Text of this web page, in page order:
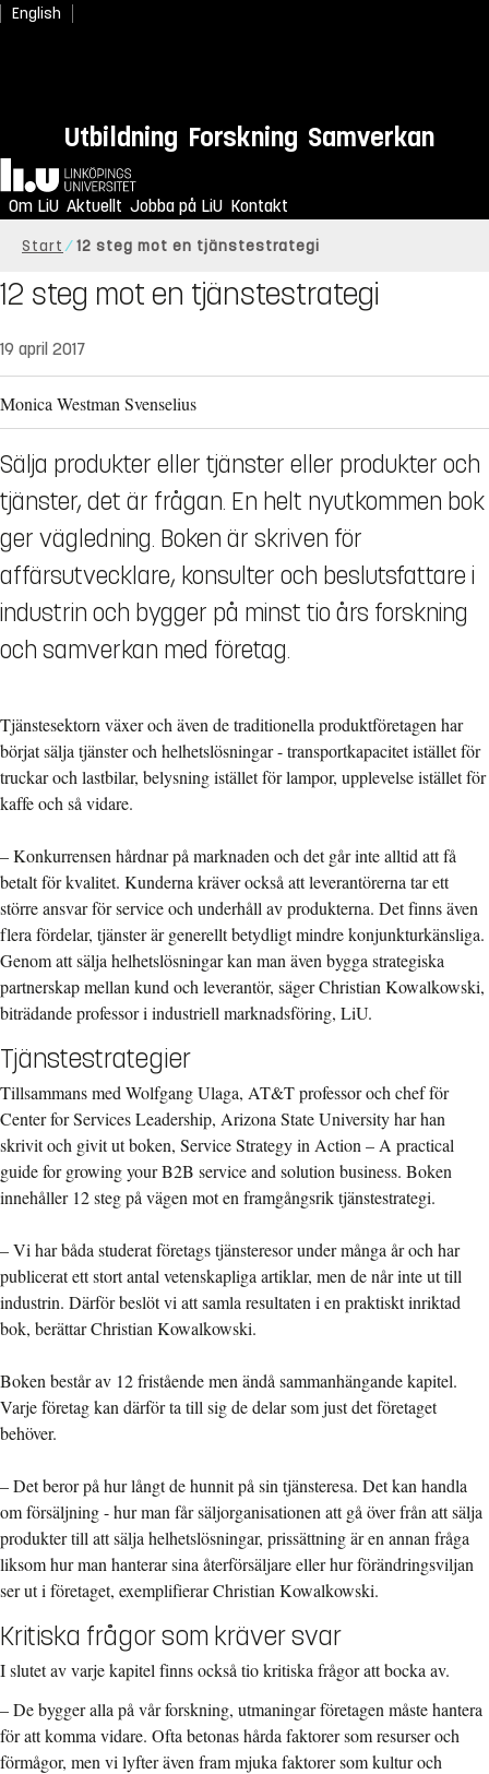
English
Utbildning Forskning Samverkan
Hem
Om LiU Aktuellt Jobba på LiU Kontakt
Start 12 steg mot en tjänstestrategi
12 steg mot en tjänstestrategi
19 april 2017
Monica Westman Svenselius
Sälja produkter eller tjänster eller produkter och
tjänster, det är frågan. En helt nyutkommen bok
ger vägledning. Boken är skriven för
affärsutvecklare, konsulter och beslutsfattare i
industrin och bygger på minst tio års forskning
och samverkan med företag.
Tjänstesektorn växer och även de traditionella produktföretagen har
börjat sälja tjänster och helhetslösningar - transportkapacitet istället för
truckar och lastbilar, belysning istället för lampor, upplevelse istället för
kaffe och så vidare.
– Konkurrensen hårdnar på marknaden och det går inte alltid att få
betalt för kvalitet. Kunderna kräver också att leverantörerna tar ett
större ansvar för service och underhåll av produkterna. Det finns även
flera fördelar, tjänster är generellt betydligt mindre konjunkturkänsliga.
Genom att sälja helhetslösningar kan man även bygga strategiska
partnerskap mellan kund och leverantör, säger Christian Kowalkowski,
biträdande professor i industriell marknadsföring, LiU.
Tjänstestrategier
Tillsammans med Wolfgang Ulaga, AT&T professor och chef för
Center for Services Leadership, Arizona State University har han
skrivit och givit ut boken, Service Strategy in Action – A practical
guide for growing your B2B service and solution business. Boken
innehåller 12 steg på vägen mot en framgångsrik tjänstestrategi.
– Vi har båda studerat företags tjänsteresor under många år och har
publicerat ett stort antal vetenskapliga artiklar, men de når inte ut till
industrin. Därför beslöt vi att samla resultaten i en praktiskt inriktad
bok, berättar Christian Kowalkowski.
Boken består av 12 fristående men ändå sammanhängande kapitel.
Varje företag kan därför ta till sig de delar som just det företaget
behöver.
– Det beror på hur långt de hunnit på sin tjänsteresa. Det kan handla
om försäljning - hur man får säljorganisationen att gå över från att sälja
produkter till att sälja helhetslösningar, prissättning är en annan fråga
liksom hur man hanterar sina återförsäljare eller hur förändringsviljan
ser ut i företaget, exemplifierar Christian Kowalkowski.
Kritiska frågor som kräver svar
I slutet av varje kapitel finns också tio kritiska frågor att bocka av.
– De bygger alla på vår forskning, utmaningar företagen måste hantera
för att komma vidare. Ofta betonas hårda faktorer som resurser och
förmågor, men vi lyfter även fram mjuka faktorer som kultur och